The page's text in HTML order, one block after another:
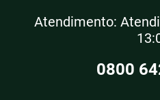
Atendimento:
0800